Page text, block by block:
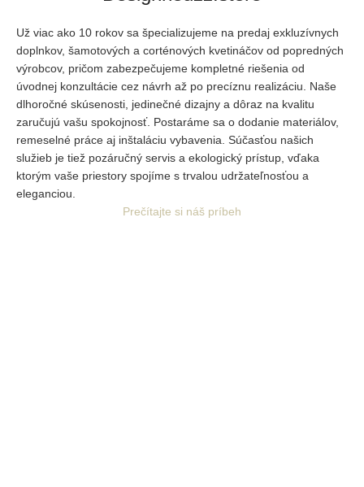
Už viac ako 10 rokov sa špecializujeme na predaj exkluzívnych
doplnkov, šamotových a corténových kvetináčov od popredných
výrobcov, pričom zabezpečujeme kompletné riešenia od
úvodnej konzultácie cez návrh až po precíznu realizáciu. Naše
dlhoročné skúsenosti, jedinečné dizajny a dôraz na kvalitu
zaručujú vašu spokojnosť. Postaráme sa o dodanie materiálov,
remeselné práce aj inštaláciu vybavenia. Súčasťou našich
služieb je tiež pozáručný servis a ekologický prístup, vďaka
ktorým vaše priestory spojíme s trvalou udržateľnosťou a
eleganciou.
Prečítajte si náš príbeh